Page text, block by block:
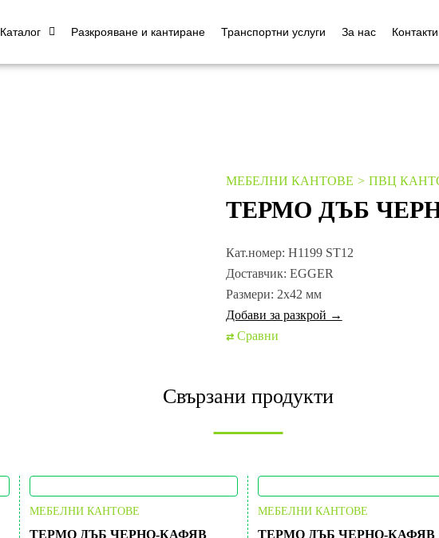
Каталог Разкрояване и кантиране Транспортни услуги За нас Контакти
МЕБЕЛНИ КАНТОВЕ ПВЦ
ТЕРМО ДЪБ
Кат.номер: H1199 ST12
Доставчик: EGGER
Размери: 2х42 мм
Добави за разкрой →
⇄Сравни
Свързани продукти
МЕБЕЛНИ КАНТОВЕ
ТЕРМО ДЪБ ЧЕРНО-КАФЯВ
МЕБЕЛНИ КАНТОВЕ
ТЕРМО ДЪБ ЧЕРНО-КАФЯВ